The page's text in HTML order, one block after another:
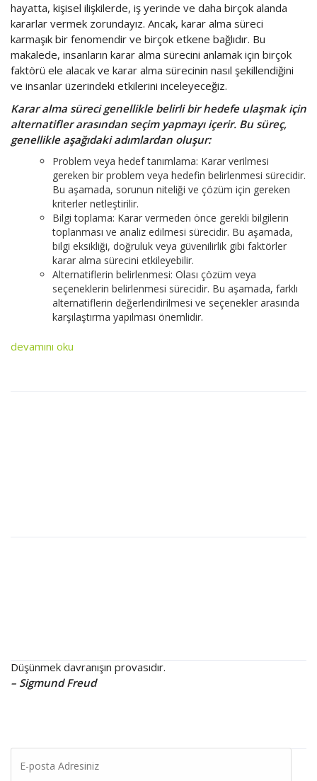
hayatta, kişisel ilişkilerde, iş yerinde ve daha birçok alanda
kararlar vermek zorundayız. Ancak, karar alma süreci
karmaşık bir fenomendir ve birçok etkene bağlıdır. Bu
makalede, insanların karar alma sürecini anlamak için birçok
faktörü ele alacak ve karar alma sürecinin nasıl şekillendiğini
ve insanlar üzerindeki etkilerini inceleyeceğiz.
Karar alma süreci genellikle belirli bir hedefe ulaşmak için
alternatifler arasından seçim yapmayı içerir. Bu süreç,
genellikle aşağıdaki adımlardan oluşur:
Problem veya hedef tanımlama: Karar verilmesi
gereken bir problem veya hedefin belirlenmesi sürecidir.
Bu aşamada, sorunun niteliği ve çözüm için gereken
kriterler netleştirilir.
Bilgi toplama: Karar vermeden önce gerekli bilgilerin
toplanması ve analiz edilmesi sürecidir. Bu aşamada,
bilgi eksikliği, doğruluk veya güvenilirlik gibi faktörler
karar alma sürecini etkileyebilir.
Alternatiflerin belirlenmesi: Olası çözüm veya
seçeneklerin belirlenmesi sürecidir. Bu aşamada, farklı
alternatiflerin değerlendirilmesi ve seçenekler arasında
karşılaştırma yapılması önemlidir.
devamını oku
Düşünmek davranışın provasıdır.
– Sigmund Freud
posta